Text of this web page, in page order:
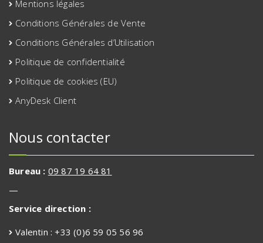
Mentions légales
Conditions Générales de Vente
Conditions Générales d’Utilisation
Politique de confidentialité
Politique de cookies (EU)
AnyDesk Client
Nous contacter
Bureau : 09 87 19 64 81
—
Service direction :
Valentin : +33 (0)6 59 05 56 96